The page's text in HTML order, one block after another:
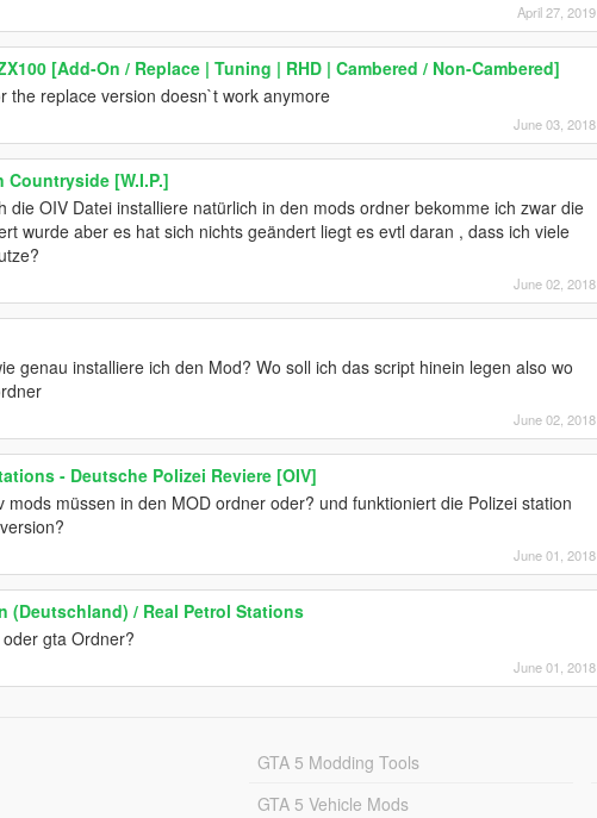
April 27, 2019
[Add-On / Replace | Tuning | RHD | Cambered / Non-Cambered]
the replace version doesn`t work anymore
June 03, 2018
Countryside [W.I.P.]
die OIV Datei installiere natürlich in den mods ordner bekomme ich zwar die
wurde aber es hat sich nichts geändert liegt es evtl daran , dass ich viele
June 02, 2018
genau installiere ich den Mod? Wo soll ich das script hinein legen also wo
June 02, 2018
- Deutsche Polizei Reviere [OIV]
müssen in den MOD ordner oder? und funktioniert die Polizei station
June 01, 2018
(Deutschland) / Real Petrol Stations
gta Ordner?
June 01, 2018
GTA 5 Modding Tools
GTA 5 Vehicle Mods